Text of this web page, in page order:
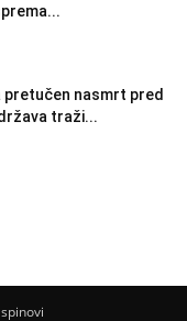
pretučen nasmrt pred
traži...